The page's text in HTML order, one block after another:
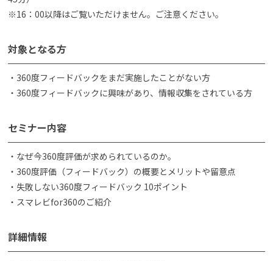
※16：00以降はご覧いただけません。ご注意ください。
対象となる方
・360度フィードバックをまだ実施したことがない方
・360度フィードバックに興味があり、情報収集をされている方
セミナー内容
・なぜ今360度評価が求められているのか。
・360度評価（フィードバック）の概要とメリットや留意点
・失敗しない360度フィードバック 10ポイント
・スマレビfor360のご紹介
詳細情報